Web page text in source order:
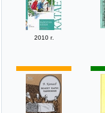
2010 г.